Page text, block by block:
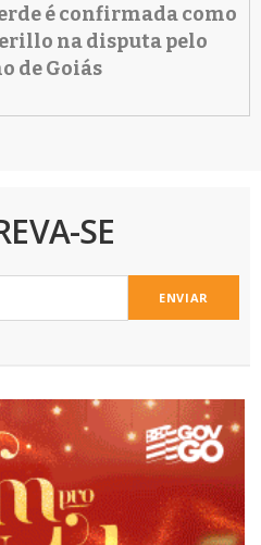
é confirmada como
na disputa pelo
de Goiás
SE
ENVIAR